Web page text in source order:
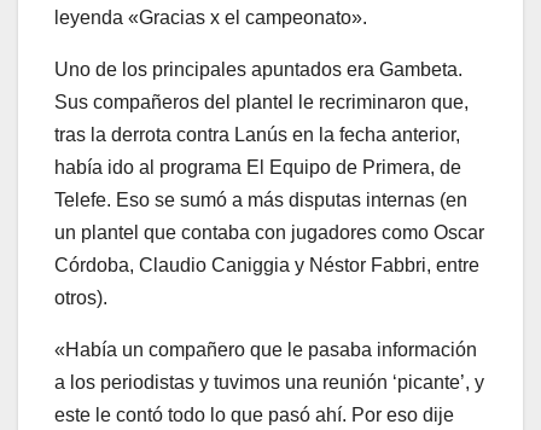
leyenda «Gracias x el campeonato».
Uno de los principales apuntados era Gambeta.
Sus compañeros del plantel le recriminaron que,
tras la derrota contra Lanús en la fecha anterior,
había ido al programa El Equipo de Primera, de
Telefe. Eso se sumó a más disputas internas (en
un plantel que contaba con jugadores como Oscar
Córdoba, Claudio Caniggia y Néstor Fabbri, entre
otros).
«Había un compañero que le pasaba información
a los periodistas y tuvimos una reunión ‘picante’, y
este le contó todo lo que pasó ahí. Por eso dije